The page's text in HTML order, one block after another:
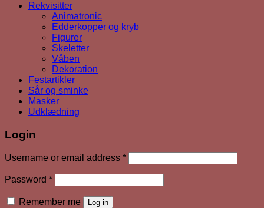
Rekvisitter
Animatronic
Edderkopper og kryb
Figurer
Skeletter
Våben
Dekoration
Festartikler
Sår og sminke
Masker
Udklædning
Login
Username or email address *Required
Password *Required
Remember me Log in